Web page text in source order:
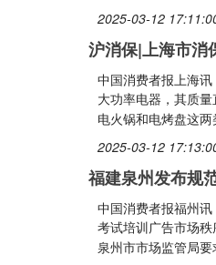
2025-03-12
沪消保|上海市消
中国消费者报上海
大功率电器，其质
电火锅和电烤盘这
2025-03-12
福建泉州发布规
中国消费者报福州
考试培训广告市场
泉州市市场监管局